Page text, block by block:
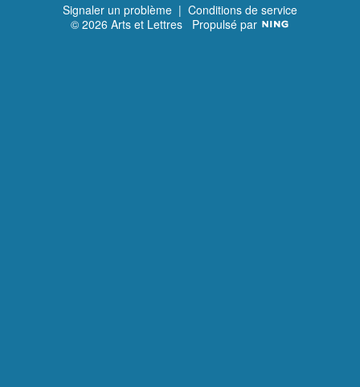
Signaler un problème | Conditions de service
© 2026 Arts et Lettres Propulsé par